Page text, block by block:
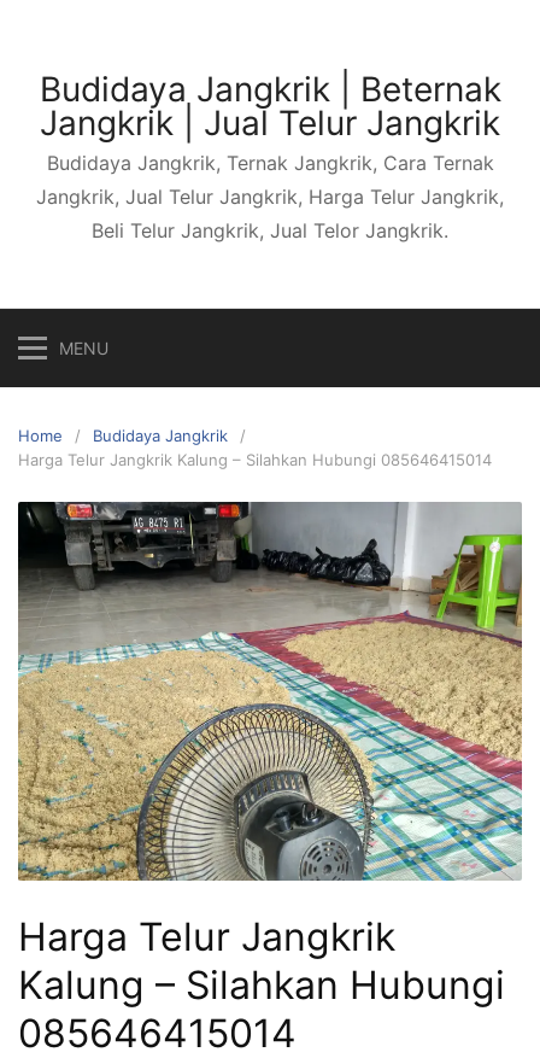
contentBudidaya Jangkrik | Beternak
Jangkrik | Jual Telur Jangkrik
Budidaya Jangkrik, Ternak Jangkrik, Cara Ternak
Jangkrik, Jual Telur Jangkrik, Harga Telur Jangkrik,
Beli Telur Jangkrik, Jual Telor Jangkrik.
MENU
Home
Budidaya Jangkrik
Harga Telur Jangkrik Kalung – Silahkan Hubungi 085646415014
Harga Telur Jangkrik
Kalung – Silahkan Hubungi
085646415014